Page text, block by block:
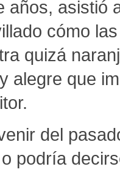
años, asistió
cómo
quizá
alegre que
del
podría